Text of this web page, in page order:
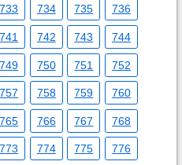
733 734 735 736
741 742 743 744
749 750 751 752
757 758 759 760
765 766 767 768
773 774 775 776